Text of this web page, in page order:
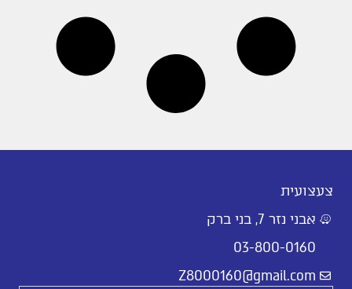
צעצועית
אבני נזר 7, בני ברק
03-800-0160
Z8000160@gmail.com